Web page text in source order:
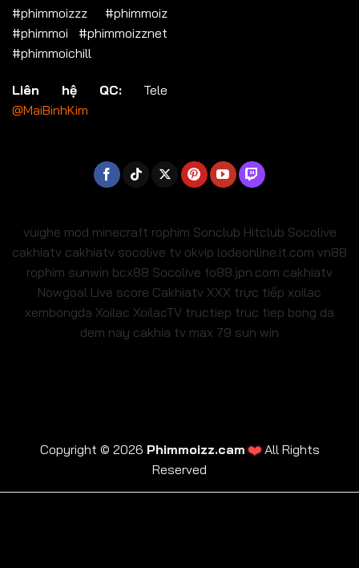
#phimmoizzz #phimmoiz
#phimmoi #phimmoizznet
#phimmoichill
Liên hệ QC: Tele
@MaiBinhKim
vuighe mod minecraft rophim Sonclub Hitclub Socolive
cakhiatv cakhiatv socolive tv okvip lodeonline.it.com vn88
rophim sunwin bcx88 Socolive fo88.jpn.com cakhiatv
Nowgoal Live score Cakhiatv XXX trực tiếp xoilac
xembongda Xoilac XoilacTV tructiep truc tiep bong da
dem nay cakhia tv max 79 sun win
Copyright © 2026 Phimmoizz.cam❤️All Rights
Reserved